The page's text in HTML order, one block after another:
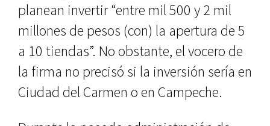
planean invertir “entre mil 500 y 2 mil
millones de pesos (con) la apertura de 5
a 10 tiendas”. No obs­tante, el vocero de
la firma no preci­só si la inversión sería en
Ciudad del Carmen o en Campeche.